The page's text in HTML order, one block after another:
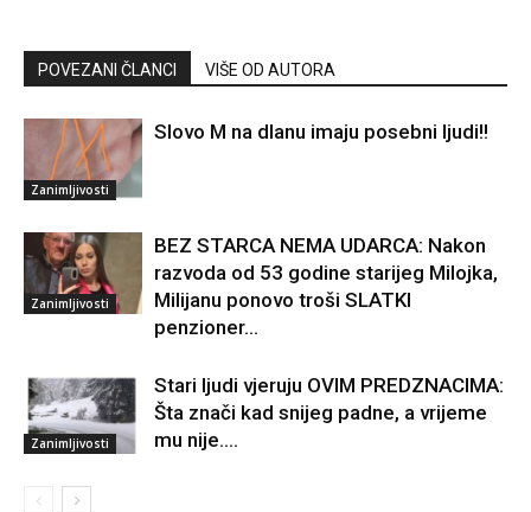
POVEZANI ČLANCI VIŠE OD AUTORA
Zanimljivosti
Slovo M na dlanu imaju posebni ljudi!!
Zanimljivosti
BEZ STARCA NEMA UDARCA: Nakon
razvoda od 53 godine starijeg Milojka,
Milijanu ponovo troši SLATKI
penzioner…
Zanimljivosti
Stari ljudi vjeruju OVIM PREDZNACIMA:
Šta znači kad snijeg padne, a vrijeme
mu nije….